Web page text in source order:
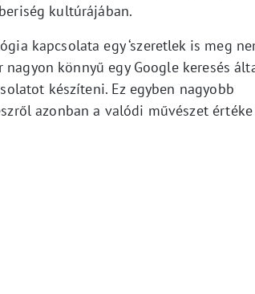
kultúrájában.
kapcsolata egy ‘szeretlek is meg
könnyű egy Google keresés
készíteni. Ez egyben nagyobb
azonban a valódi művészet értéke